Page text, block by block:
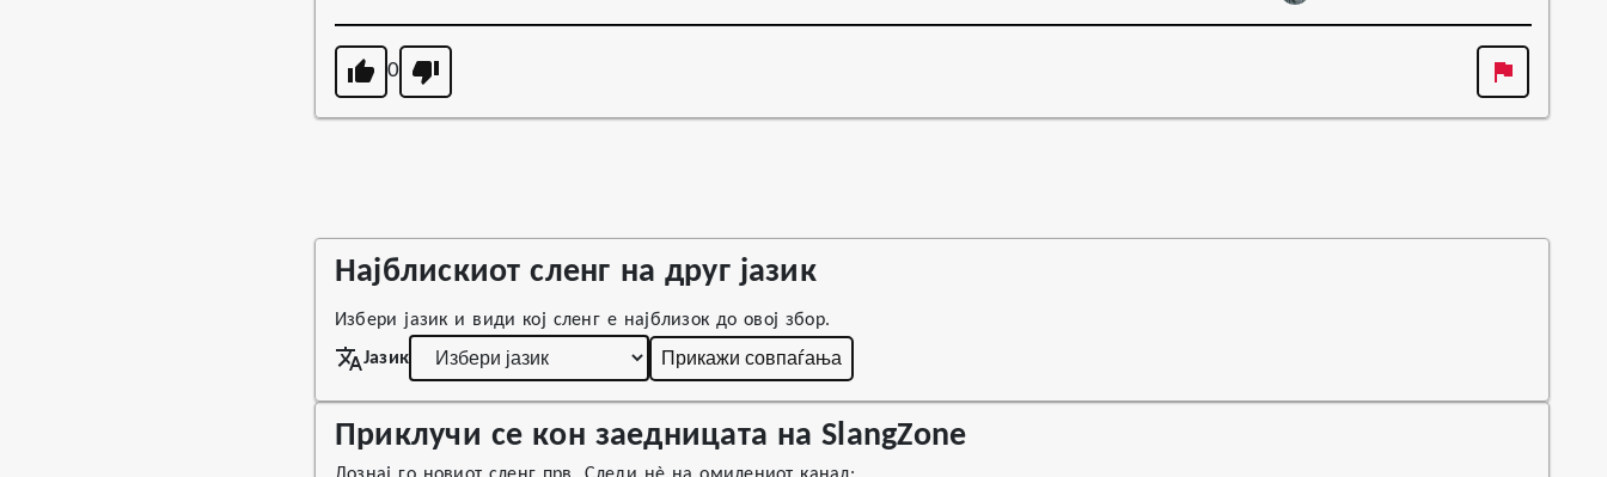
0
Најблискиот сленг на друг јазик
Избери јазик и види кој сленг е најблизок до овој збор.
Јазик
Прикажи совпаѓања
Приклучи се кон заедницата на SlangZone